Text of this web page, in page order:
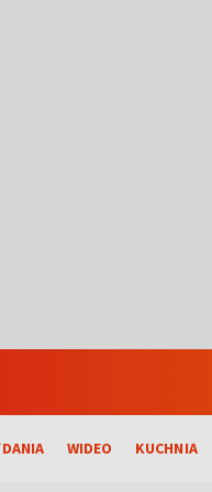
WIDEO KUCHNIA